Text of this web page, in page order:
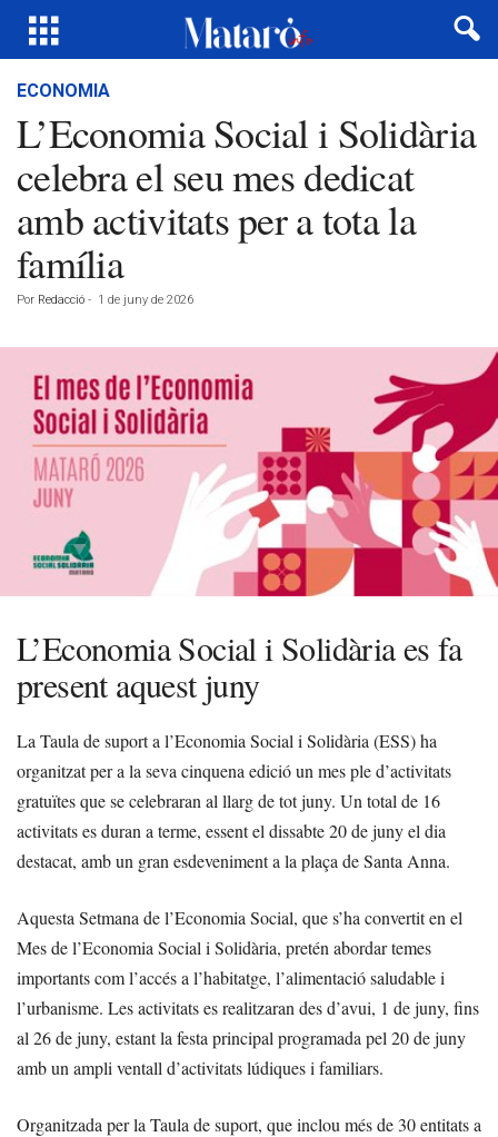
ECONOMIA
L’Economia Social i Solidària
celebra el seu mes dedicat
amb activitats per a tota la
família
Por Redacció - 1 de juny de 2026
L’Economia Social i Solidària es fa
present aquest juny
La Taula de suport a l’Economia Social i Solidària (ESS) ha
organitzat per a la seva cinquena edició un mes ple d’activitats
gratuïtes que se celebraran al llarg de tot juny. Un total de 16
activitats es duran a terme, essent el dissabte 20 de juny el dia
destacat, amb un gran esdeveniment a la plaça de Santa Anna.
Aquesta Setmana de l’Economia Social, que s’ha convertit en el
Mes de l’Economia Social i Solidària, pretén abordar temes
importants com l’accés a l’habitatge, l’alimentació saludable i
l’urbanisme. Les activitats es realitzaran des d’avui, 1 de juny, fins
al 26 de juny, estant la festa principal programada pel 20 de juny
amb un ampli ventall d’activitats lúdiques i familiars.
Organitzada per la Taula de suport, que inclou més de 30 entitats a